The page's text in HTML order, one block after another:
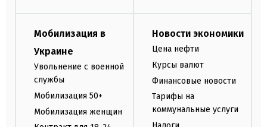
Мобилизация в
Украине
Увольнение с военной
службы
Мобилизация 50+
Мобилизация женщин
Новости экономики
Цена нефти
Курсы валют
Финансовые новости
Тарифы на
коммунальные услуги